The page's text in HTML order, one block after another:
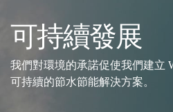
可持續發展
我們對環境的承諾促使我們建立
可持續的節水節能解決方案。